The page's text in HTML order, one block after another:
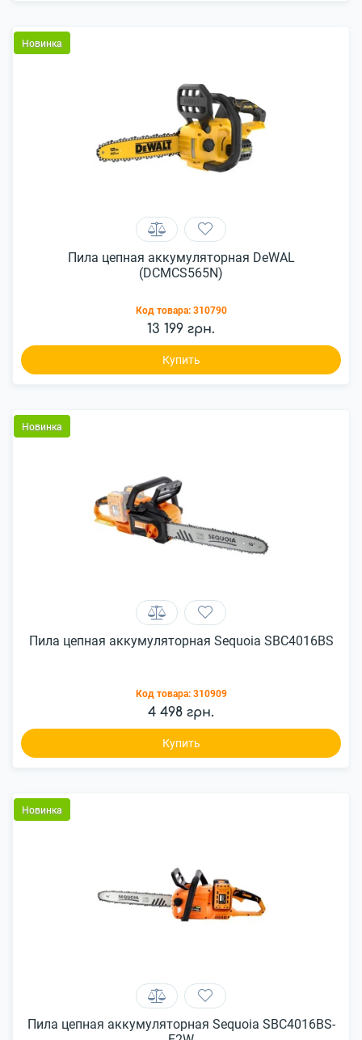
Новинка
Пила цепная аккумуляторная DeWAL
(DCMCS565N)
Код товара: 310790
13 199 грн.
Купить
Новинка
Пила цепная аккумуляторная Sequoia SBC4016BS
Код товара: 310909
4 498 грн.
Купить
Новинка
Пила цепная аккумуляторная Sequoia SBC4016BS-